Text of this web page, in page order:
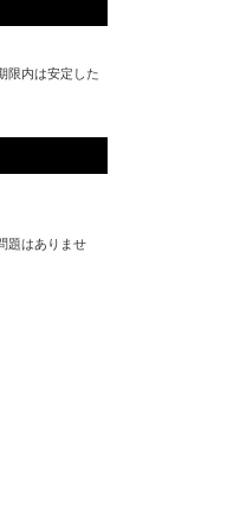
限内は安定した
題はありませ